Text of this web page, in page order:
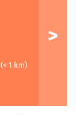
(< 1 km)